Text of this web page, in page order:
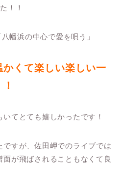
！！
幡浜の中心で愛を唄う」
くて楽しい楽しい一
てとても嬉しかったです！
すが、佐田岬でのライブでは
が飛ばされることもなくて良